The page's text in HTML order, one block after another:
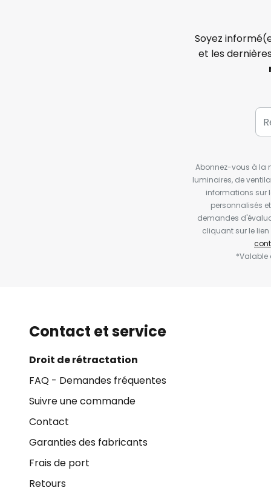
Soyez
et les
Abonnez-vous à la
luminaires, de
informations sur
personnalisés
demandes
cliquant sur le
*Valable
Contact et service
Droit de rétractation
FAQ - Demandes fréquentes
Suivre une commande
Contact
Garanties des fabricants
Frais de port
Retours